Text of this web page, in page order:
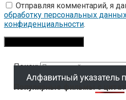
Отправляя комментарий, я
обработку персональных
конфиденциальности.
Поиск:
Алфавитный указатель
Популярные фильмы с